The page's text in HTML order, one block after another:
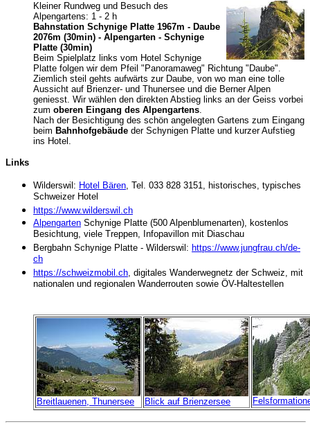
Kleiner Rundweg und Besuch des
Alpengartens: 1 - 2 h
Bahnstation Schynige Platte 1967m - Daube
2076m (30min) - Alpengarten - Schynige
Platte (30min)
Beim Spielplatz links vom Hotel Schynige
Platte folgen wir dem Pfeil "Panoramaweg" Richtung "Daube".
Ziemlich steil gehts aufwärts zur Daube, von wo man eine tolle
Aussicht auf Brienzer- und Thunersee und die Berner Alpen
geniesst. Wir wählen den direkten Abstieg links an der Geiss vorbei
zum oberen Eingang des Alpengartens.
Nach der Besichtigung des schön angelegten Gartens zum Eingang
beim Bahnhofgebäude der Schynigen Platte und kurzer Aufstieg
ins Hotel.
Links
Wilderswil: Hotel Bären, Tel. 033 828 3151, historisches, typisches
Schweizer Hotel
https://www.wilderswil.ch
Alpengarten Schynige Platte (500 Alpenblumenarten), kostenlos
Besichtung, viele Treppen, Infopavillon mit Diaschau
Bergbahn Schynige Platte - Wilderswil: https://www.jungfrau.ch/de-
ch
https://schweizmobil.ch, digitales Wanderwegnetz der Schweiz, mit
nationalen und regionalen Wanderrouten sowie ÖV-Haltestellen
Breitlauenen, Thunersee Blick auf Brienzersee